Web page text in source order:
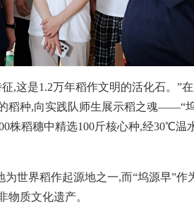
,这是1.2万年稻作文明的活化石。”
稻种,向实践队师生展示稻之魂——“
株稻穗中精选100斤核心种,经30℃温
世界稻作起源地之一,而“坞源早”作
物质文化遗产。